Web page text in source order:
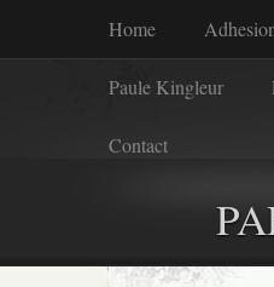
Home
Paule Kingleur
Contact